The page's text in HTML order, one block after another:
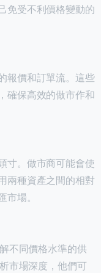
免受不利價格變動的
報價和訂單流。這些
確保高效的做市作和
寸。做市商可能會使
兩種資產之間的相對
場。
不同價格水準的供
市場深度，他們可